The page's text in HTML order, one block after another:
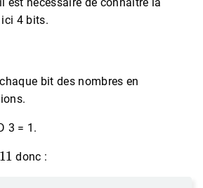
4 bits.
bit des nombres en
3 = 1.
donc :